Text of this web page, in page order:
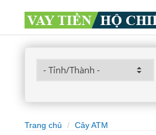
Trang chủ Cây ATM